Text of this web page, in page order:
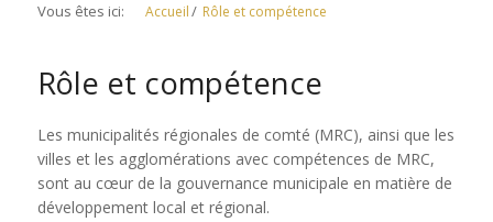
Accueil/ Rôle et compétence
Rôle et compétence
Les municipalités régionales de comté (MRC), ainsi que les
villes et les agglomérations avec compétences de MRC,
sont au cœur de la gouvernance municipale en matière de
développement local et régional.